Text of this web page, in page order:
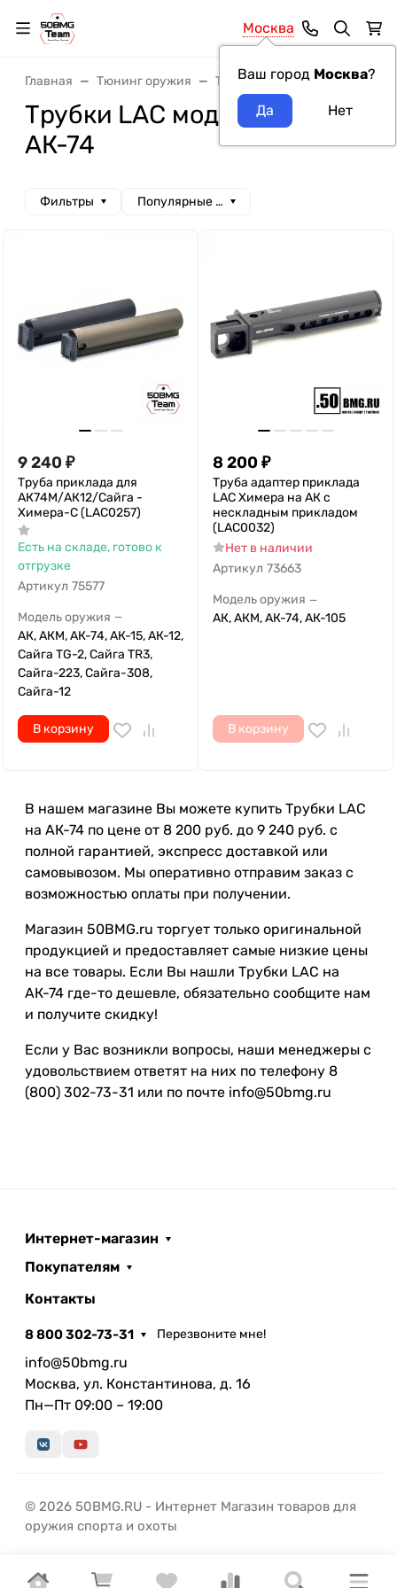
Москва
Ваш город Москва?
Главная Тюнинг оружия Трубки для прикладов
Трубки LAC модель оружия
АК-74
Фильтры Популярные сначала
9 240 ₽
Труба приклада для
АК74М/АК12/Сайга -
Химера-С (LAC0257)
Есть на складе, готово к
отгрузке
Артикул 75577
Модель оружия —
АК, АКМ, АК-74, АК-15, АК-12,
Сайга TG-2, Сайга TR3,
Сайга-223, Сайга-308,
Сайга-12
В корзину
8 200 ₽
Труба адаптер приклада
LAC Химера на АК с
нескладным прикладом
(LAC0032)
Нет в наличии
Артикул 73663
Модель оружия —
АК, АКМ, АК-74, АК-105
В корзину
В нашем магазине Вы можете купить Трубки LAC
на АК-74 по цене от 8 200 руб. до 9 240 руб. с
полной гарантией, экспресс доставкой или
самовывозом. Мы оперативно отправим заказ с
возможностью оплаты при получении.
Магазин 50BMG.ru торгует только оригинальной
продукцией и предоставляет самые низкие цены
на все товары. Если Вы нашли Трубки LAC на
АК-74 где-то дешевле, обязательно сообщите нам
и получите скидку!
Если у Вас возникли вопросы, наши менеджеры с
удовольствием ответят на них по телефону 8
(800) 302-73-31 или по почте info@50bmg.ru
Интернет-магазин
Покупателям
Контакты
8 800 302-73-31 Перезвоните мне!
info@50bmg.ru
Москва, ул. Константинова, д. 16
Пн—Пт 09:00 – 19:00
© 2026 50BMG.RU - Интернет Магазин товаров для
оружия спорта и охоты